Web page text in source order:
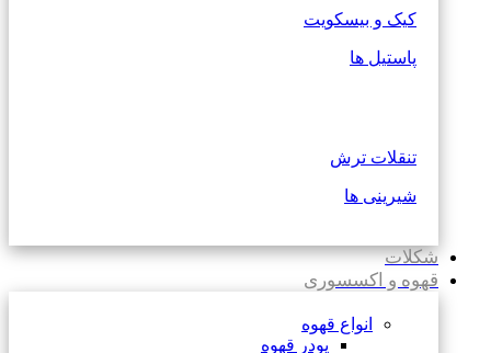
کیک و بیسکویت
پاستیل ها
تنقلات ترش
شیرینی ها
شکلات
قهوه و اکسسوری
انواع قهوه
پودر قهوه